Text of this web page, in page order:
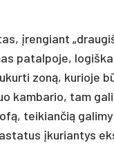
įrengiant
patalpoje,
zoną, kurioje
kambario, tam
teikiančią
įkuriantys